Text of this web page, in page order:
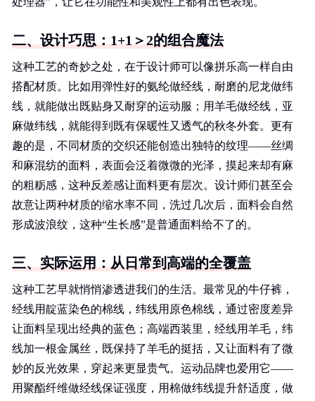
二、设计巧思：1+1＞2的组合魔法
这种工艺的奇妙之处，在于设计师可以像拼乐高一样自由
搭配材质。比如用弹性好的氨纶做经线，耐磨的尼龙做纬
线，就能做出既贴身又耐穿的运动服；用羊毛做经线，亚
麻做纬线，就能得到既有保暖性又透气的秋冬外套。更有
趣的是，不同材质的交织还能创造出独特的纹理——丝绸
和麻混纺的面料，表面会泛着微微的光泽，摸起来却有麻
的粗粝感，这种反差感让面料更有层次。设计师们甚至会
故意让两种材质的缩水率不同，洗过几次后，面料会自然
形成波浪纹，这种“生长感”是普通面料给不了的。
三、实际运用：从日常到高端的全覆盖
这种工艺早就悄悄渗透进我们的生活。最常见的牛仔裤，
经线用靛蓝染色的棉线，纬线用原色棉线，通过密度差异
让面料呈现出经典的蓝色；高端西装里，经线用羊毛，纬
线加一根金属丝，既保持了羊毛的挺括，又让面料有了微
妙的反光效果，穿起来更显贵气。运动品牌也爱用它——
用聚酯纤维做经线保证强度，用棉做纬线提升舒适度，做